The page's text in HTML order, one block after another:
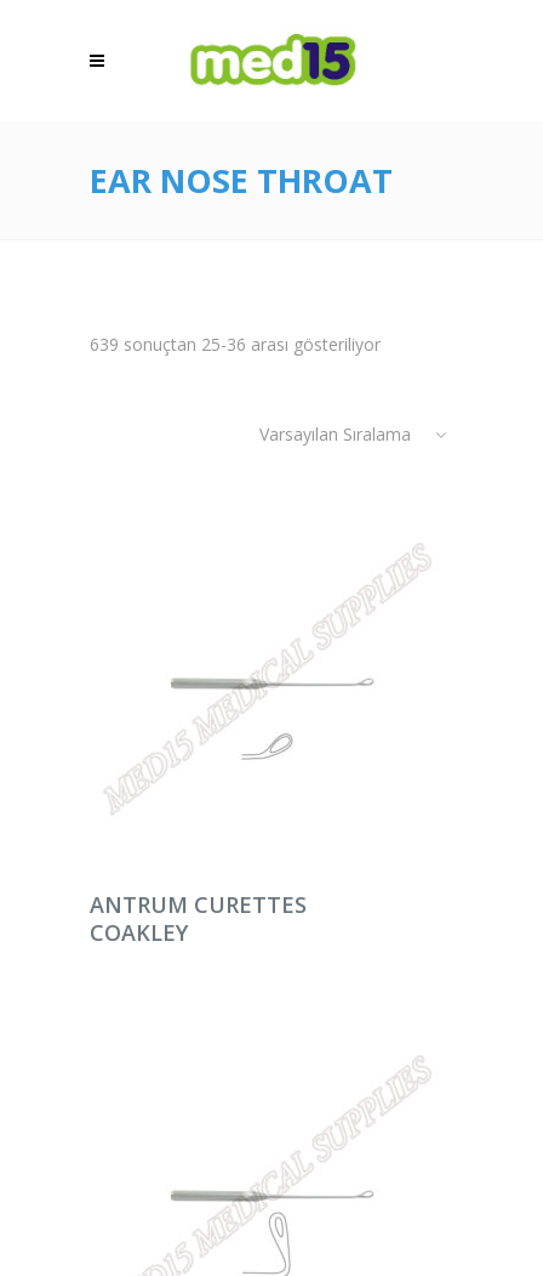
EAR NOSE THROAT
639 sonuçtan 25-36 arası gösteriliyor
Varsayılan Sıralama
DEVAMINI OKU
ANTRUM CURETTES
COAKLEY